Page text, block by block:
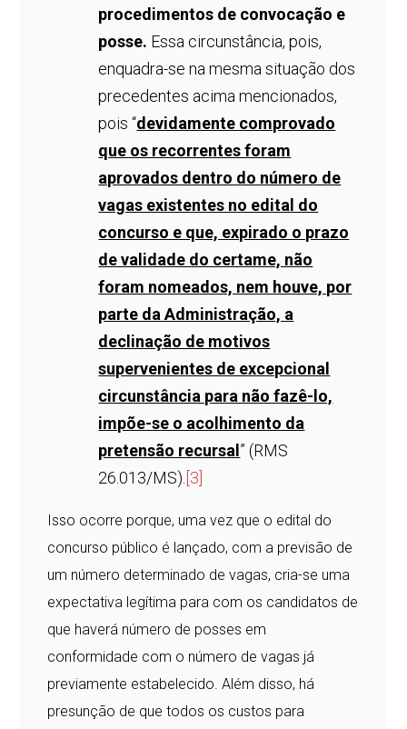
procedimentos de convocação e
posse. Essa circunstância, pois,
enquadra-se na mesma situação dos
precedentes acima mencionados,
pois “devidamente comprovado
que os recorrentes foram
aprovados dentro do número de
vagas existentes no edital do
concurso e que, expirado o prazo
de validade do certame, não
foram nomeados, nem houve, por
parte da Administração, a
declinação de motivos
supervenientes de excepcional
circunstância para não fazê-lo,
impõe-se o acolhimento da
pretensão recursal ” (RMS
26.013/MS). [3]
Isso ocorre porque, uma vez que o edital do
concurso público é lançado, com a previsão de
um número determinado de vagas, cria-se uma
expectativa legítima para com os candidatos de
que haverá número de posses em
conformidade com o número de vagas já
previamente estabelecido. Além disso, há
presunção de que todos os custos para